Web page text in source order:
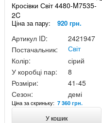
Кросівки Світ 4480-M7535-
2C
Ціна за пару: 920 грн.
Артикул ID:
2421947
Постачальник:
Світ
Колір:
сірий
У коробці пар:
8
Розміри:
41-45
Сезон:
демі
Ціна за скриньку: 7 360 грн.
У кошик